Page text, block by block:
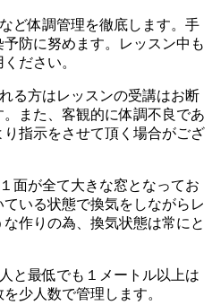
ど体調管理を徹底します。手
防に努めます。レッスン中も
ださい。
る方はレッスンの受講はお断
また、客観的に体調不良であ
指示をさせて頂く場合がござ
面が全て大きな窓となってお
いる状態で換気をしながらレ
作りの為、換気状態は常にと
と最低でも１メートル以上は
少人数で管理します。